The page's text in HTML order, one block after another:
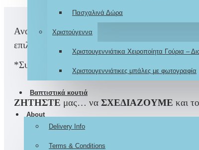
Πασχαλινά Δώρα
Χριστούγεννα
Χριστουγεννιάτικα Χειροποίητα Γούρια –
Χριστουγεννιάτικες μπάλες με φωτογραφία
Βαπτιστικά κουτιά
About
Delivery Info
Terms & Conditions
Αναμνηστικό καδράκι που αποτυπώνει την
επιλογής, το οποίο δημιουργούμε για εσάς με
*Συνδυάζεται και διαμορφώνεται βάση του
ΖΗΤΗΣΤΕ μας… να ΣΧΕΔΙΑΖΟΥΜΕ και
Μοναδικότητα… Υψηλής